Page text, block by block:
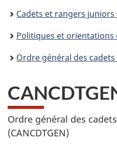
ici :Cadets et rangers juniors
Politiques et orientations du Groupe
Ordre général des cadets
Ordre général des
(CANCDTGEN)